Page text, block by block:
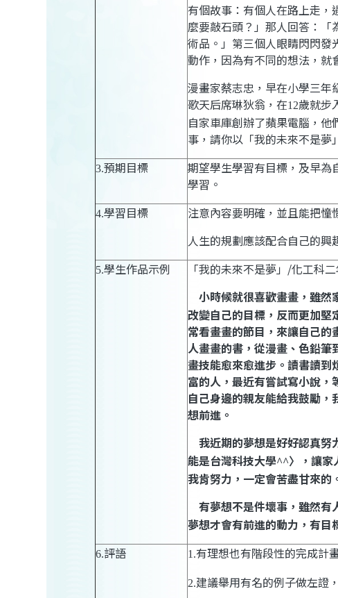
有個故事：有個人在路上走
麼要敲石頭？」那人回答：
術品。」第三個人眼睛閃閃發
動作，因為有不同的想法，就
漫畫家蔡志忠，早在小學三
歌天后席琳狄翁，在12歲就步
自家車庫創辦了蘋果電腦，
事，請你以 「我的未來不是夢」
3.預期目標
期望學生學習有目標，及早為
學習。
4.學習目標
注意內容要明確，並且能把憧
人生的規劃應該配合自己的興
5.學生作品示例 「我的未來不是夢」 /化工科
小時候就很喜歡畫畫，雖然
改變自己的目標，反而更加
常看畫畫的節目，來讓自己
人畫畫的書，從漫畫、色鉛
畫技能愈來愈進步。讀書讀到
富的人，最近有嘗試寫小說
自己身邊的親友能給我鼓勵
想前進。
我近期的夢想是好好認真努
能是台灣科技大學^^〉，讓家
我肯努力，一定會苦盡甘來的
有夢想不是件壞事，雖然有
夢想才會有前進的動力，有目
6.評語 1.有理想也有階段性的完成計
2.建議舉用有名的例子做左證